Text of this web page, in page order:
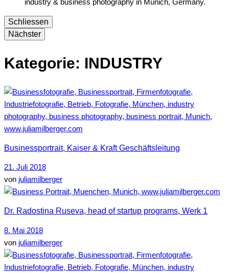
industry & business photography in Munich, Germany.
Schliessen
Nächster
Kategorie: INDUSTRY
Businessportrait, Kaiser & Kraft Geschäftsleitung
21. Juli 2018
von juliamilberger
Dr. Radostina Ruseva, head of startup programs, Werk 1
8. Mai 2018
von juliamilberger